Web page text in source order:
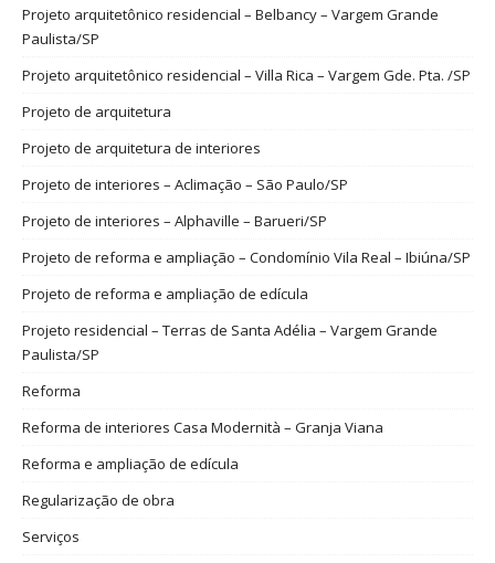
Projeto arquitetônico residencial – Belbancy – Vargem Grande
Paulista/SP
Projeto arquitetônico residencial – Villa Rica – Vargem Gde. Pta. /SP
Projeto de arquitetura
Projeto de arquitetura de interiores
Projeto de interiores – Aclimação – São Paulo/SP
Projeto de interiores – Alphaville – Barueri/SP
Projeto de reforma e ampliação – Condomínio Vila Real – Ibiúna/SP
Projeto de reforma e ampliação de edícula
Projeto residencial – Terras de Santa Adélia – Vargem Grande
Paulista/SP
Reforma
Reforma de interiores Casa Modernità – Granja Viana
Reforma e ampliação de edícula
Regularização de obra
Serviços